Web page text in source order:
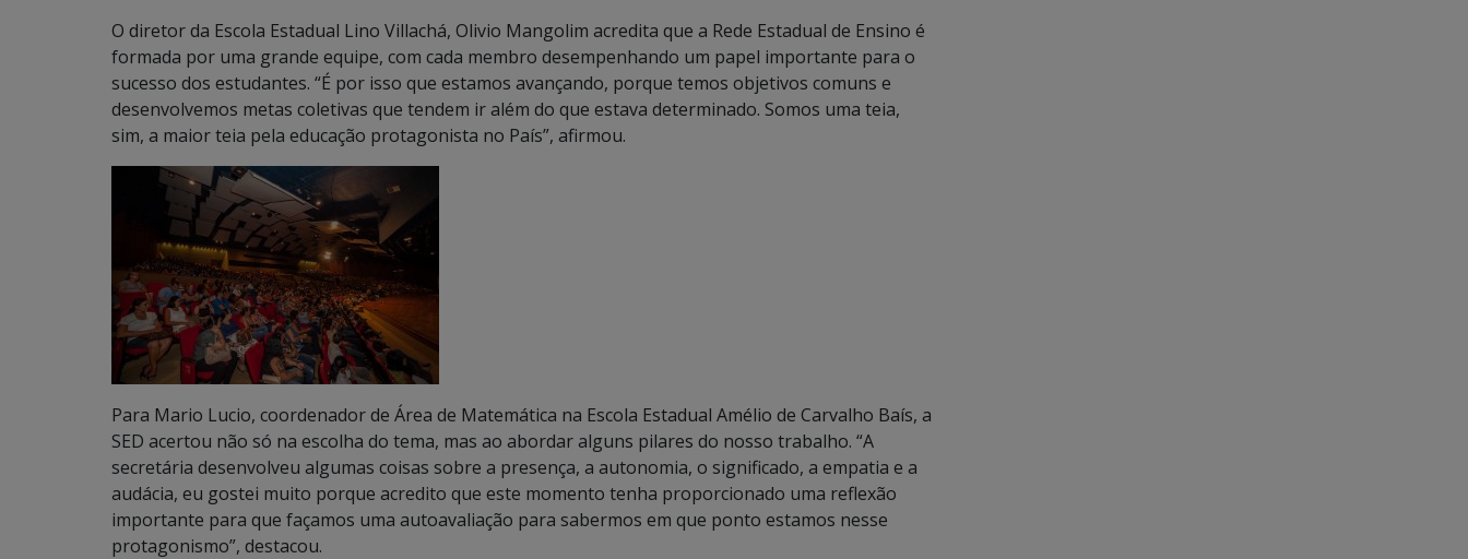
O diretor da Escola Estadual Lino Villachá, Olivio Mangolim acredita que a Rede Estadual de Ensino é
formada por uma grande equipe, com cada membro desempenhando um papel importante para o
sucesso dos estudantes. “É por isso que estamos avançando, porque temos objetivos comuns e
desenvolvemos metas coletivas que tendem ir além do que estava determinado. Somos uma teia,
sim, a maior teia pela educação protagonista no País”, afirmou.
Para Mario Lucio, coordenador de Área de Matemática na Escola Estadual Amélio de Carvalho Baís, a
SED acertou não só na escolha do tema, mas ao abordar alguns pilares do nosso trabalho. “A
secretária desenvolveu algumas coisas sobre a presença, a autonomia, o significado, a empatia e a
audácia, eu gostei muito porque acredito que este momento tenha proporcionado uma reflexão
importante para que façamos uma autoavaliação para sabermos em que ponto estamos nesse
protagonismo”, destacou.